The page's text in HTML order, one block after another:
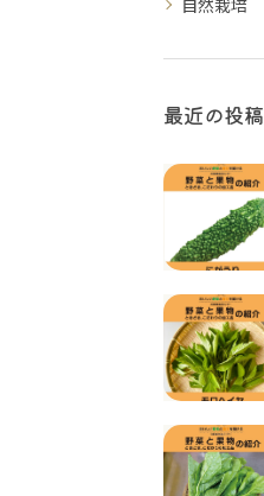
自然栽培
最近の投稿